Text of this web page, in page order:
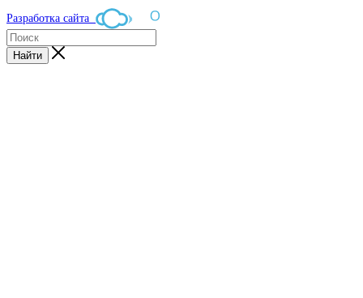
Разработка сайта
Найти